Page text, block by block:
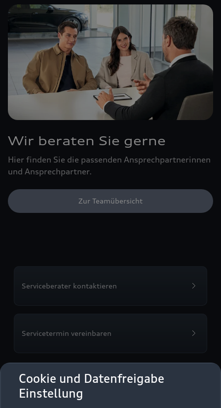
Cookie und Datenfreigabe
Einstellung
Wir beraten Sie gerne
Hier finden Sie die passenden Ansprechpartnerinnen
und Ansprechpartner.
Zur Teamübersicht
Serviceberater kontaktieren
Servicetermin vereinbaren
Autohaus Tolles GmbH